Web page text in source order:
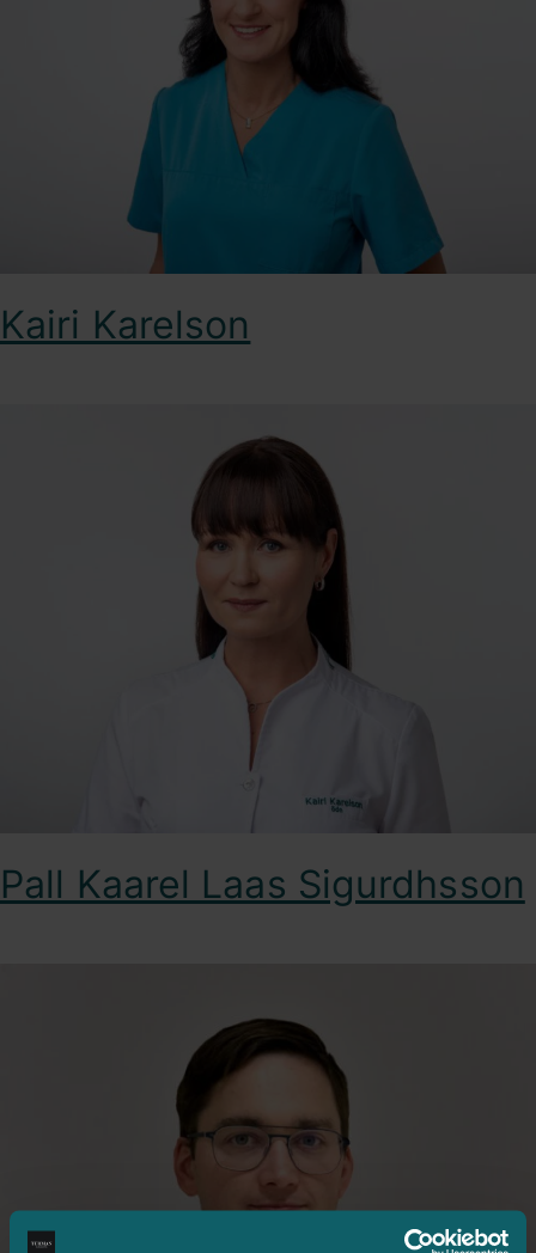
Kairi Karelson
Pall Kaarel Laas Sigurdhsson